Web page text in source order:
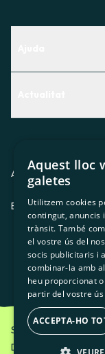
Premsa
Treballa amb
Avis legal Política de
ES CAGLEU
Som Energia SCCL -
Disseny Creatiu
Aquest lloc
galetes
Utilitzem cookies
contingut, anuncis
trànsit. També
el vostre ús del
socis publicitaris i
combinar-la amb
heu proporcionat
partir del vostre
ACCEPTA-HO